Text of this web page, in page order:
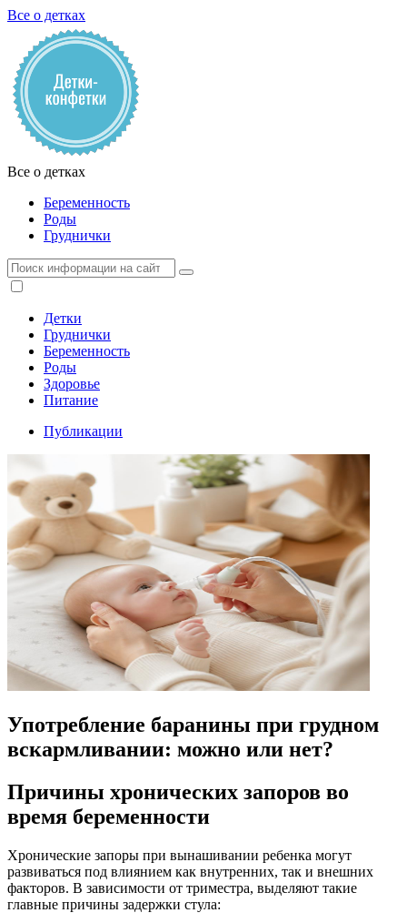
Все о детках
Все о детках
Беременность
Роды
Груднички
Детки
Груднички
Беременность
Роды
Здоровье
Питание
Публикации
Употребление баранины при грудном
вскармливании: можно или нет?
Причины хронических запоров во
время беременности
Хронические запоры при вынашивании ребенка могут
развиваться под влиянием как внутренних, так и внешних
факторов. В зависимости от триместра, выделяют такие
главные причины задержки стула: